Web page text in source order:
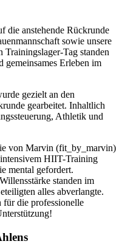
die anstehende Rückrunde
sowie unsere
Tag standen
gemeinsames Erleben im
gezielt an den
gearbeitet. Inhaltlich
Athletik und
von Marvin (fit_by_marvin)
HIIT-Training
mental gefordert.
standen im
alles abverlangte.
die professionelle